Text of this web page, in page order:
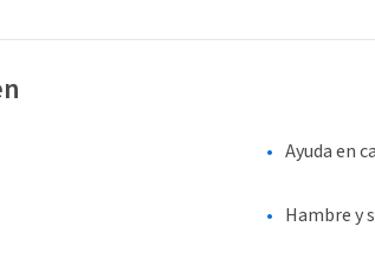
Ayuda en
Hambre y